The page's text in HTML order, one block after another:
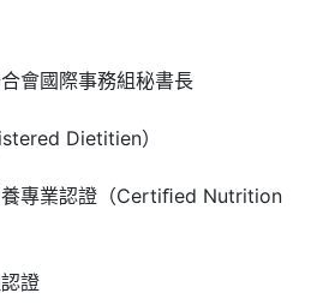
會國際事務組秘書長
Dietitien）
專業認證（Certiﬁed Nutrition
證